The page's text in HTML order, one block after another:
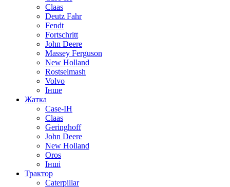
Claas
Deutz Fahr
Fendt
Fortschritt
John Deere
Massey Ferguson
New Holland
Rostselmash
Volvo
Інше
Жатка
Case-IH
Claas
Geringhoff
John Deere
New Holland
Oros
Інші
Трактор
Caterpillar